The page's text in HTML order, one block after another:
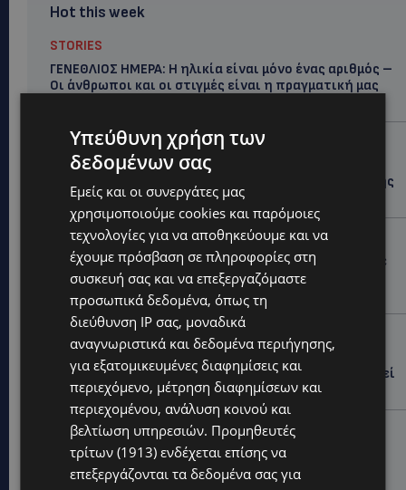
Hot this week
STORIES
ΓΕΝΕΘΛΙΟΣ ΗΜΕΡΑ: Η ηλικία είναι μόνο ένας αριθμός –
Οι άνθρωποι και οι στιγμές είναι η πραγματική μας
STORIES
ΕΛΕΝΑ ΑΝΤΩΝΙΑΔΟΥ: Αγώνας ζωής για τη 37χρονη
μητέρα τριών παιδιών – Έρανος για τη θεραπεία της
στην Αγγλία
UPDATES
ΚΑΤΑΓΓΕΛΙΑ: Για άνδρα που φέρεται να παρενοχλούσε
γυναίκες στο Δασούδι – Σε εξέλιξη οι αστυνομικές
έρευνες
ΛΕΥΚΩΣΙΑ: Γιατί ένας 16χρονος φέρεται να έβαλε
φωτιά σε ιστορική μπυραρία – Η Αστυνομία αναζητεί
το κίνητρο
UPDATES
ΛΑΤΣΙΑ-ΓΕΡΙ: Στο επίκεντρο η δημιουργία δομών για
ασυνόδευτους ανήλικους – Αντιδρά ο Δήμος,
στηρίζει υπό προϋποθέσεις το Κίνημα Οικολόγων
Υπεύθυνη χρήση των
δεδομένων σας
Εμείς και οι συνεργάτες μας
χρησιμοποιούμε cookies και παρόμοιες
τεχνολογίες για να αποθηκεύουμε και να
έχουμε πρόσβαση σε πληροφορίες στη
συσκευή σας και να επεξεργαζόμαστε
προσωπικά δεδομένα, όπως τη
διεύθυνση IP σας, μοναδικά
αναγνωριστικά και δεδομένα περιήγησης,
για εξατομικευμένες διαφημίσεις και
περιεχόμενο, μέτρηση διαφημίσεων και
περιεχομένου, ανάλυση κοινού και
βελτίωση υπηρεσιών. Προμηθευτές
τρίτων (1913) ενδέχεται επίσης να
επεξεργάζονται τα δεδομένα σας για